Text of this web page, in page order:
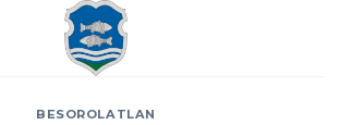
BESOROLATLAN